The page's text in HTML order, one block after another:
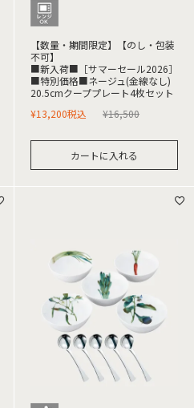
【数量・期間限定】【のし・包装
不可】
■新入荷■［サマーセール2026］
■特別価格■ネージュ(金線なし)
20.5cmクーププレート4枚セット
¥16,500
¥13,200税込
カートに入れる